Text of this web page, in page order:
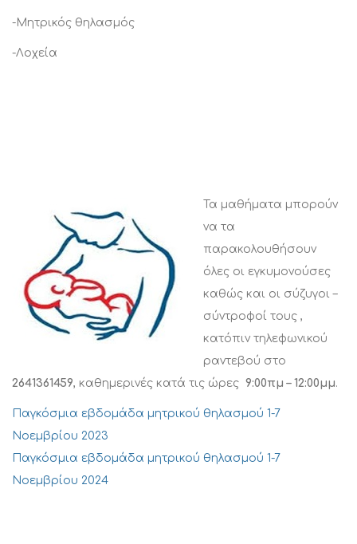
-Μητρικός θηλασμός
-Λοχεία
Τα μαθήματα μπορούν
να τα
παρακολουθήσουν
όλες οι εγκυμονούσες
καθώς και οι σύζυγοι –
σύντροφοί τους ,
κατόπιν τηλεφωνικού
ραντεβού στο
2641361459, καθημερινές κατά τις ώρες 9:00πμ – 12:00μμ.
Παγκόσμια εβδομάδα μητρικού θηλασμού 1-7
Νοεμβρίου 2023
Παγκόσμια εβδομάδα μητρικού θηλασμού 1-7
Νοεμβρίου 2024